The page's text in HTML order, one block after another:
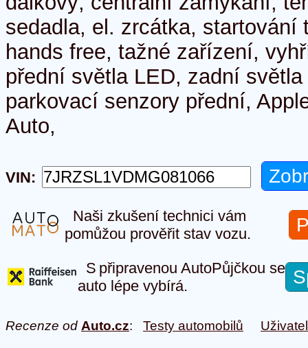
sedadla, el. zrcátka, startování
hands free, tažné zařízení,
přední světla LED, zadní
parkovací senzory přední,
Auto,
VIN:
Naši zkušení technici vám
pomůžou prověřit stav vozu.
S připravenou AutoPůjčkou se
auto lépe vybírá.
Recenze od Auto.cz: Testy automobilů